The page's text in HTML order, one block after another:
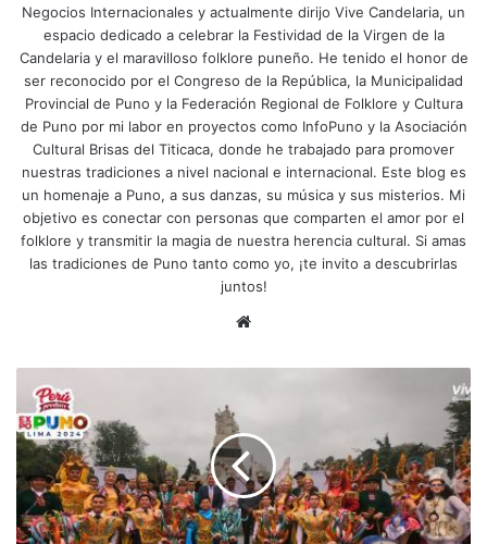
Negocios Internacionales y actualmente dirijo Vive Candelaria, un
espacio dedicado a celebrar la Festividad de la Virgen de la
Candelaria y el maravilloso folklore puneño. He tenido el honor de
ser reconocido por el Congreso de la República, la Municipalidad
Provincial de Puno y la Federación Regional de Folklore y Cultura
de Puno por mi labor en proyectos como InfoPuno y la Asociación
Cultural Brisas del Titicaca, donde he trabajado para promover
nuestras tradiciones a nivel nacional e internacional. Este blog es
un homenaje a Puno, a sus danzas, su música y sus misterios. Mi
objetivo es conectar con personas que comparten el amor por el
folklore y transmitir la magia de nuestra herencia cultural. Si amas
las tradiciones de Puno tanto como yo, ¡te invito a descubrirlas
juntos!
we
b
i
e
r
n
o